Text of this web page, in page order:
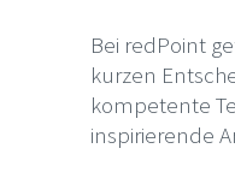
Bei redPoint
kurzen
kompetente
inspirierende